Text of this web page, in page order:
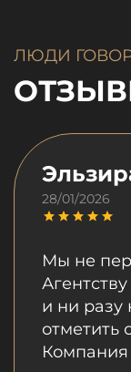
ЛЮДИ
28/01/2026
Мы не
и ни разу
отметить
Компания